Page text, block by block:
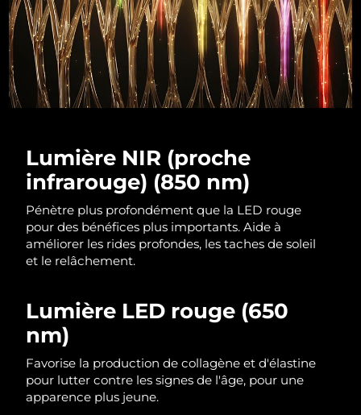
Lumière NIR (proche
infrarouge) (850 nm)
Pénètre plus profondément que la LED rouge
pour des bénéfices plus importants. Aide à
améliorer les rides profondes, les taches de soleil
et le relâchement.
Lumière LED rouge (650
nm)
Favorise la production de collagène et d'élastine
pour lutter contre les signes de l'âge, pour une
apparence plus jeune.
R.A.S. chinoise de
Macao
Livraison estimée 10/08/2026
Malaisie Livraison estimée11/08/2026
Mexique Livraison estimée
Monaco Livraison estimée09/08/2026
Pays-Bas Livraison estimée08/08/2026
Norvège Livraison estimée08/08/2026
Oman Livraison estimée11/08/2026
Philippines